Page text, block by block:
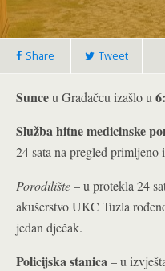
Share Tweet
Sunceu Gradačcu izašlo u
Služba hitne medicinske
24 sata na pregled primljeno
Porodilište– u protekla 24
akušerstvo UKC Tuzla
jedan dječak.
Policijska stanica– u